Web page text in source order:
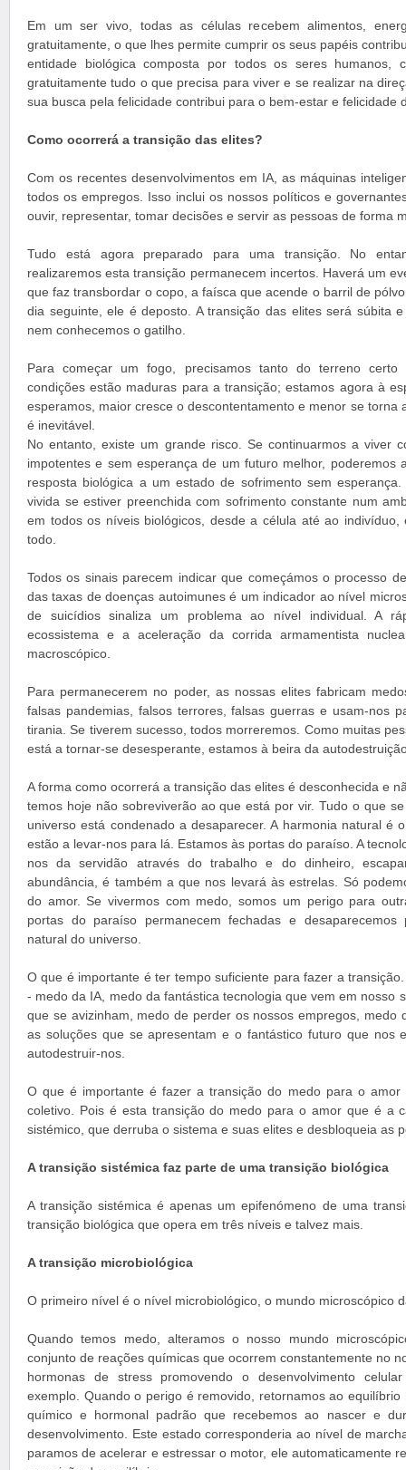
Em um ser vivo, todas as células recebem alimentos,
gratuitamente, o que lhes permite cumprir os seus papéis
entidade biológica composta por todos os seres humanos,
gratuitamente tudo o que precisa para viver e se realizar na
sua busca pela felicidade contribui para o bem-estar e felicidade
Como ocorrerá a transição das elites?
Com os recentes desenvolvimentos em IA, as máquinas
todos os empregos. Isso inclui os nossos políticos e
ouvir, representar, tomar decisões e servir as pessoas de forma
Tudo está agora preparado para uma transição. No
realizaremos esta transição permanecem incertos. Haverá um
que faz transbordar o copo, a faísca que acende o barril de
dia seguinte, ele é deposto. A transição das elites será súbita
nem conhecemos o gatilho.
Para começar um fogo, precisamos tanto do terreno
condições estão maduras para a transição; estamos agora à
esperamos, maior cresce o descontentamento e menor se torna
é inevitável.
No entanto, existe um grande risco. Se continuarmos a viver
impotentes e sem esperança de um futuro melhor, poderemos
resposta biológica a um estado de sofrimento sem
vivida se estiver preenchida com sofrimento constante num
em todos os níveis biológicos, desde a célula até ao
todo.
Todos os sinais parecem indicar que começámos o processo
das taxas de doenças autoimunes é um indicador ao nível
de suicídios sinaliza um problema ao nível individual. A
ecossistema e a aceleração da corrida armamentista
macroscópico.
Para permanecerem no poder, as nossas elites fabricam
falsas pandemias, falsos terrores, falsas guerras e usam-nos
tirania. Se tiverem sucesso, todos morreremos. Como muitas
está a tornar-se desesperante, estamos à beira da
A forma como ocorrerá a transição das elites é desconhecida e
temos hoje não sobreviverão ao que está por vir. Tudo o que
universo está condenado a desaparecer. A harmonia natural é
estão a levar-nos para lá. Estamos às portas do paraíso. A
nos da servidão através do trabalho e do dinheiro,
abundância, é também a que nos levará às estrelas. Só
do amor. Se vivermos com medo, somos um perigo para
portas do paraíso permanecem fechadas e
natural do universo.
O que é importante é ter tempo suficiente para fazer a
- medo da IA, medo da fantástica tecnologia que vem em nosso
que se avizinham, medo de perder os nossos empregos, medo
as soluções que se apresentam e o fantástico futuro que nos
autodestruir-nos.
O que é importante é fazer a transição do medo para o amor
coletivo. Pois é esta transição do medo para o amor que é a
sistémico, que derruba o sistema e suas elites e desbloqueia as
A transição sistémica faz parte de uma transição biológica
A transição sistémica é apenas um epifenómeno de uma
transição biológica que opera em três níveis e talvez mais.
A transição microbiológica
O primeiro nível é o nível microbiológico, o mundo microscópico
Quando temos medo, alteramos o nosso mundo
conjunto de reações químicas que ocorrem constantemente no
hormonas de stress promovendo o desenvolvimento
exemplo. Quando o perigo é removido, retornamos ao
químico e hormonal padrão que recebemos ao nascer e
desenvolvimento. Este estado corresponderia ao nível de
paramos de acelerar e estressar o motor, ele automaticamente